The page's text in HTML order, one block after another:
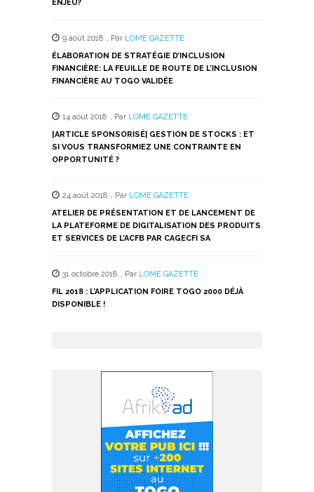
ENJEU?
9 août 2018 , Par LOME GAZETTE
ÉLABORATION DE STRATÉGIE D’INCLUSION
FINANCIÈRE: LA FEUILLE DE ROUTE DE L’INCLUSION
FINANCIÈRE AU TOGO VALIDÉE
14 août 2018 , Par LOME GAZETTE
[ARTICLE SPONSORISÉ] GESTION DE STOCKS : ET
SI VOUS TRANSFORMIEZ UNE CONTRAINTE EN
OPPORTUNITÉ ?
24 août 2018 , Par LOME GAZETTE
ATELIER DE PRÉSENTATION ET DE LANCEMENT DE
LA PLATEFORME DE DIGITALISATION DES PRODUITS
ET SERVICES DE L’ACFB PAR CAGECFI SA
31 octobre 2018 , Par LOME GAZETTE
FIL 2018 : L’APPLICATION FOIRE TOGO 2000 DÉJÀ
DISPONIBLE !